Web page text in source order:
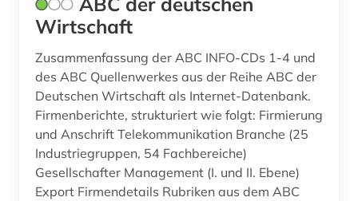
beschäftigungspolitik (1)
bestand (1)
betrieb (2)
betriebsdaten (2)
Malta (1)
Mecklenburg-Vorpommern (2)
Mittelamerika (3)
Moldawien (1)
Montenegro (1)
Niederlande (2)
Wirtschaft
Zusammenfassung der ABC INFO-CDs 1-4 und
des ABC Quellenwerkes aus der Reihe ABC der
Deutschen Wirtschaft als Internet-Datenbank.
Firmenberichte, strukturiert wie folgt: Firmierung
und Anschrift Telekommunikation Branche (25
Industriegruppen, 54 Fachbereiche)
Gesellschafter Management (I. und II. Ebene)
Export Firmendetails Rubriken aus dem ABC